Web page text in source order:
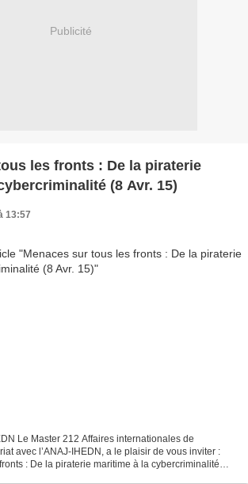
Publicité
les fronts : De la piraterie
(8 Avr. 15)
13:57
Le Master 212 Affaires internationales de
avec l’ANAJ-IHEDN, a le plaisir de vous inviter :
: De la piraterie maritime à la cybercriminalité